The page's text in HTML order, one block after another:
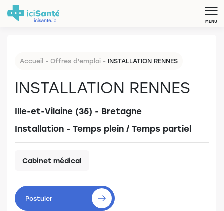
MENU
Accueil - Offres d'emploi - INSTALLATION RENNES
INSTALLATION RENNES
Ille-et-Vilaine (35) - Bretagne
Installation - Temps plein / Temps partiel
Cabinet médical
Postuler